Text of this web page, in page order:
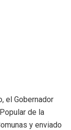
el Gobernador
de la
y enviado